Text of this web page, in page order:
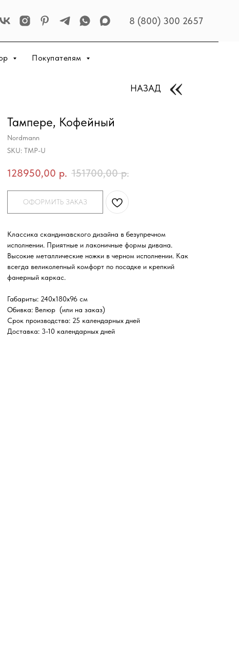
8 (800) 300 2657
Покупателям
НАЗАД
Тампере, Кофейный
Nordmann
SKU: TMP-U
128950,00 р. 151700,00 р.
ОФОРМИТЬ ЗАКАЗ
Классика скандинавского дизайна в безупречном
исполнении. Приятные и лаконичные формы дивана.
Высокие металлические ножки в черном исполнении. Как
всегда великолепный комфорт по посадке и крепкий
фанерный каркас.
Габариты: 240х180х96 см
Обивка: Велюр (или на заказ)
Срок производства: 25 календарных дней
Доставка: 3-10 календарных дней